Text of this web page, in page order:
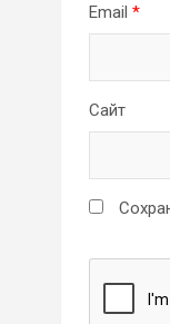
Email *
Сайт